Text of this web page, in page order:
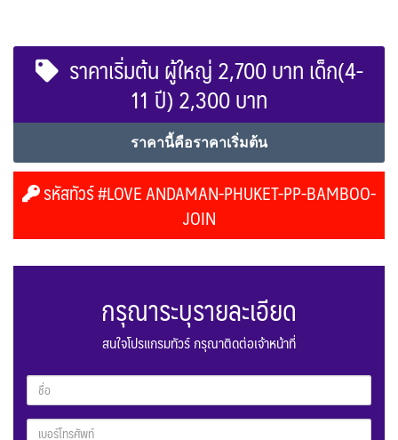
ราคาเริ่มต้น ผู้ใหญ่ 2,700 บาท เด็ก(4-
11 ปี) 2,300 บาท
ราคานี้คือราคาเริ่มต้น
รหัสทัวร์ #LOVE ANDAMAN-PHUKET-PP-BAMBOO-
JOIN
กรุณาระบุรายละเอียด
สนใจโปรแกรมทัวร์ กรุณาติดต่อเจ้าหน้าที่